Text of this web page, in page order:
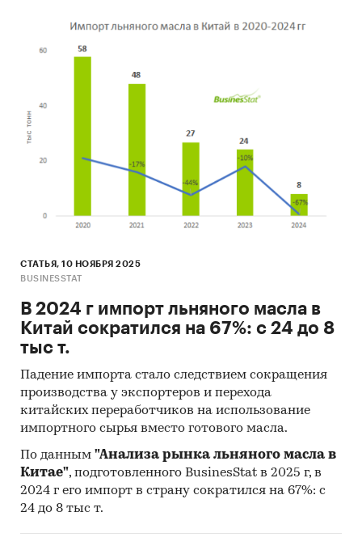
СТАТЬЯ, 10 НОЯБРЯ 2025
BUSINESSTAT
В 2024 г импорт льняного масла в
Китай сократился на 67%: с 24 до 8
тыс т.
Падение импорта стало следствием сокращения
производства у экспортеров и перехода
китайских переработчиков на использование
импортного сырья вместо готового масла.
По данным "Анализа рынка льняного масла в
Китае", подготовленного BusinesStat в 2025 г, в
2024 г его импорт в страну сократился на 67%: с
24 до 8 тыс т.